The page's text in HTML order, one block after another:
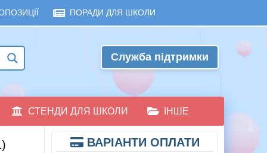
ПОРАДИ ДЛЯ ШКОЛИ
Служба підтримки
СТЕНДИ ДЛЯ ШКОЛИ ІНШЕ
ВАРІАНТИ ОПЛАТИ